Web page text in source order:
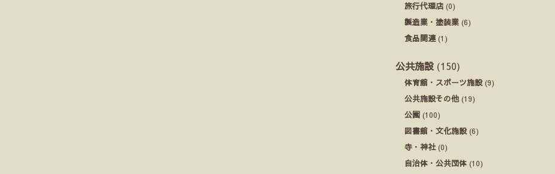
旅行代理店 (0)
製造業・塗装業 (6)
食品関連 (1)
公共施設 (150)
体育館・スポーツ施設(9)
公共施設その他 (19)
公園 (100)
図書館・文化施設(6)
寺・神社(0)
自治体・公共団体 (10)